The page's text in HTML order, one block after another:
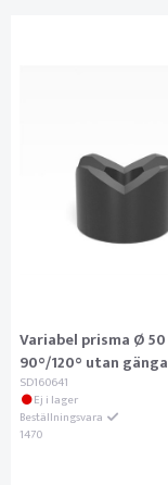
Variabel prisma Ø 50
90°/120° utan gänga
SD160641
Ej i lager
Beställningsvara
1470